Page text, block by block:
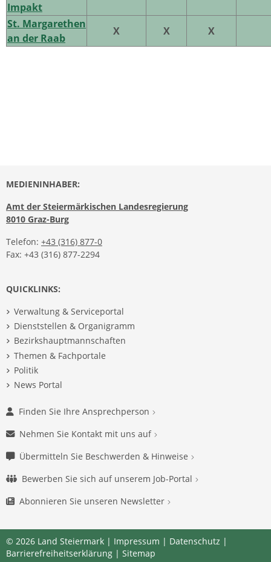
Impakt
St. Margarethen
an der Raab
X X X
MEDIENINHABER:
Amt der Steiermärkischen Landesregierung
8010 Graz-Burg
Telefon: +43 (316) 877-0
Fax: +43 (316) 877-2294
QUICKLINKS:
Verwaltung & Serviceportal
Dienststellen & Organigramm
Bezirkshauptmannschaften
Themen & Fachportale
Politik
News Portal
Finden Sie Ihre Ansprechperson
Nehmen Sie Kontakt mit uns auf
Übermitteln Sie Beschwerden & Hinweise
Bewerben Sie sich auf unserem Job-Portal
Abonnieren Sie unseren Newsletter
© 2026 Land Steiermark | Impressum | Datenschutz |
Barrierefreiheitserklärung | Sitemap